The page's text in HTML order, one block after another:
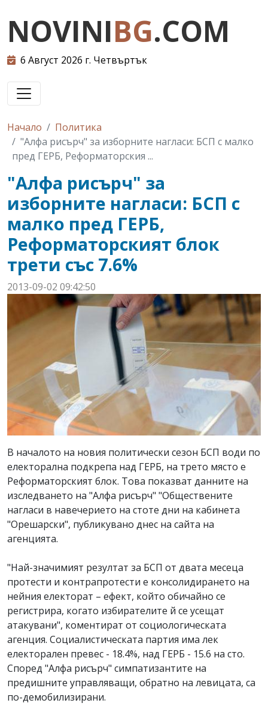
NOVINIBG.COM
6 Август 2026 г. Четвъртък
Начало
Политика
"Алфа рисърч" за изборните нагласи: БСП с малко
пред ГЕРБ, Реформаторския ...
"Алфа рисърч" за
изборните нагласи: БСП с
малко пред ГЕРБ,
Реформаторският блок
трети със 7.6%
2013-09-02 09:42:50
В началото на новия политически сезон БСП води по
електорална подкрепа над ГЕРБ, на трето място е
Реформаторският блок. Това показват данните на
изследването на "Алфа рисърч" "Обществените
нагласи в навечерието на стоте дни на кабинета
"Орешарски", публикувано днес на сайта на
агенцията.
"Най-значимият резултат за БСП от двата месеца
протести и контрапротести е консолидирането на
нейния електорат – ефект, който обичайно се
регистрира, когато избирателите й се усещат
атакувани", коментират от социологическата
агенция. Социалистическата партия има лек
електорален превес - 18.4%, над ГЕРБ - 15.6 на сто.
Според "Алфа рисърч" симпатизантите на
предишните управляващи, обратно на левицата, са
по-демобилизирани.